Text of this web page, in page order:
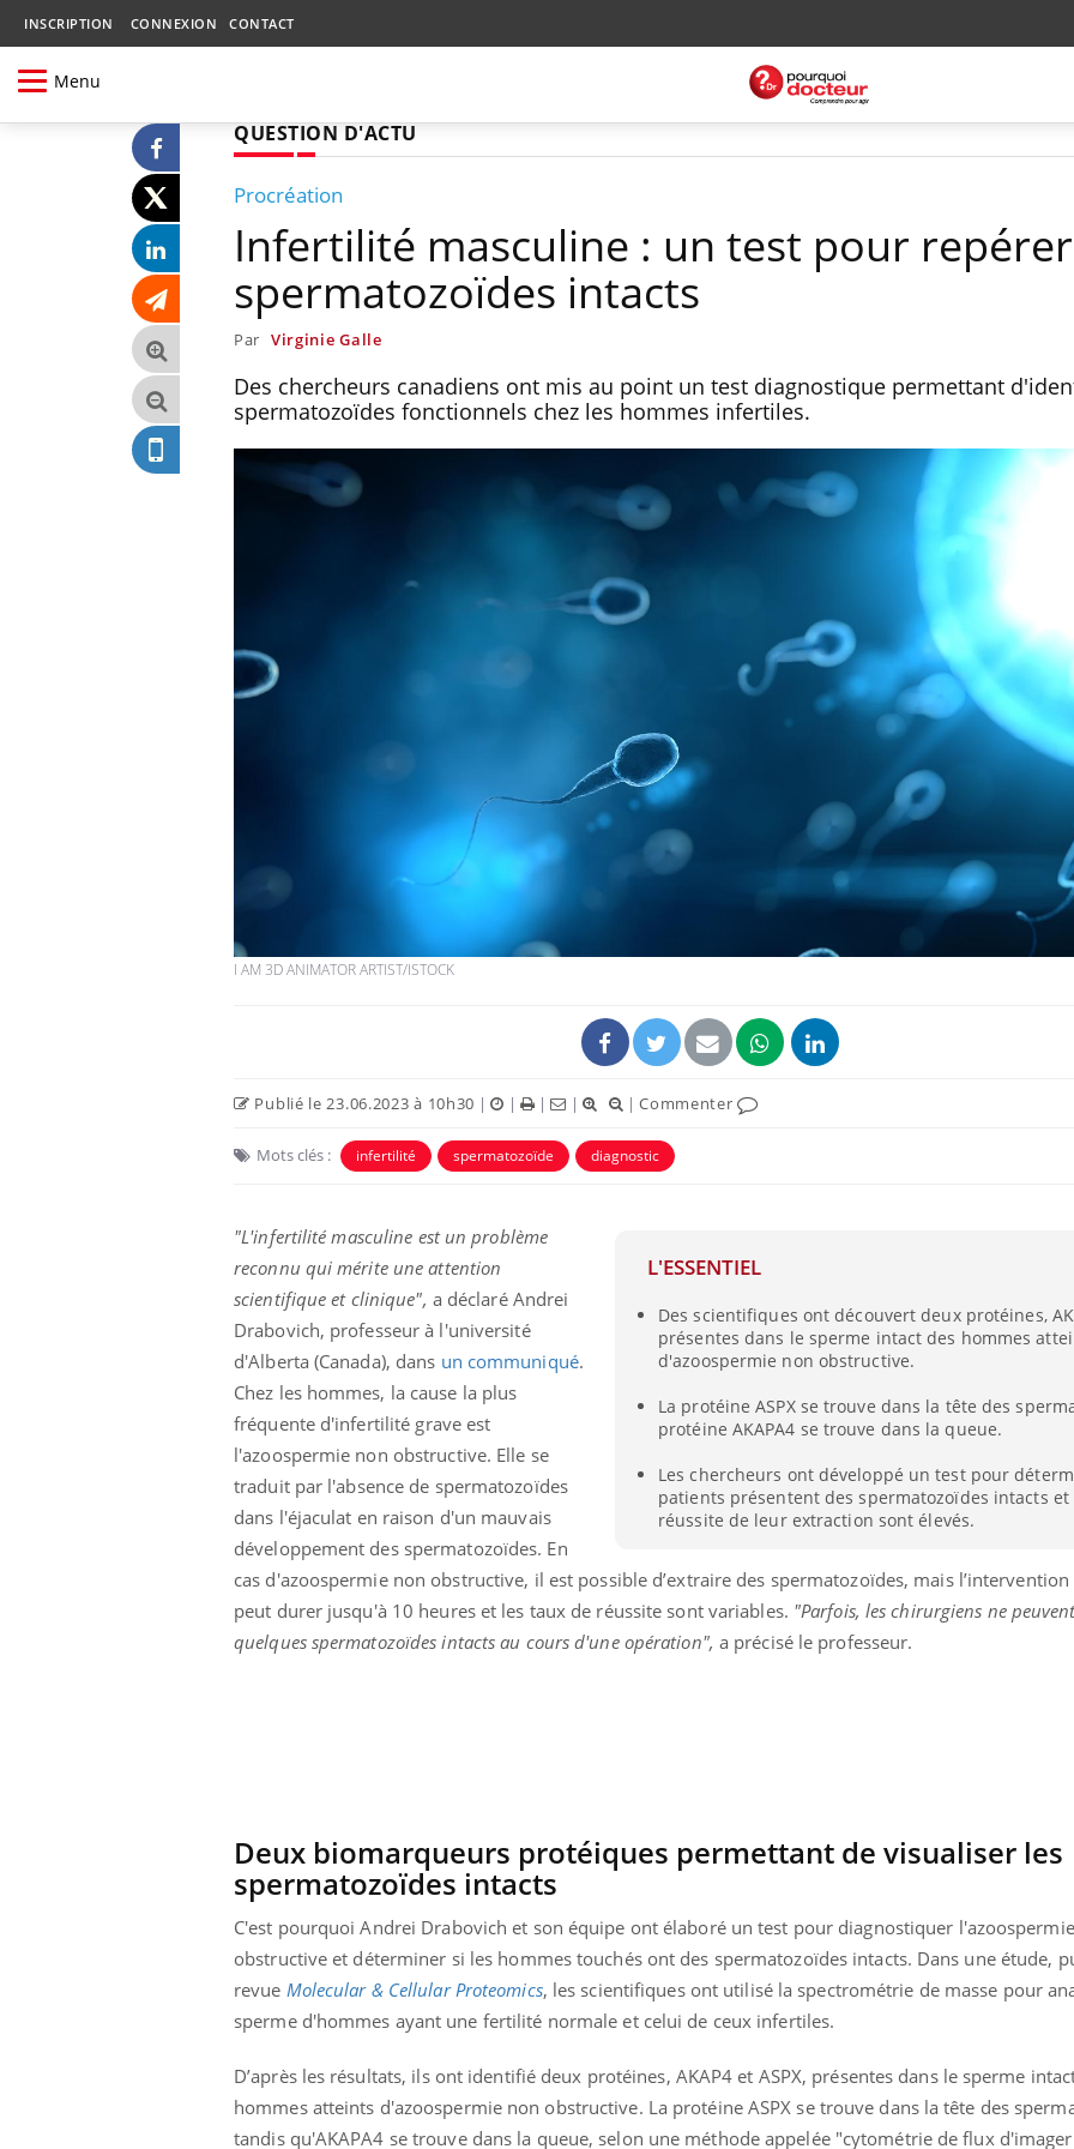
INSCRIPTION CONNEXION CONTACT
Menu
QUESTION D'ACTU
Procréation
Infertilité masculine : un test pour
spermatozoïdes intacts
Par Virginie Galle
Des chercheurs canadiens ont mis au point un test diagnostique permettant
spermatozoïdes fonctionnels chez les hommes infertiles.
I AM 3D ANIMATOR ARTIST/ISTOCK
Publié le 23.06.2023 à 10h30 | | | | |Commenter
Mots clés : infertilité spermatozoïde diagnostic
L'ESSENTIEL
Des scientifiques ont découvert deux protéines,
présentes dans le sperme intact des hommes
d'azoospermie non obstructive.
La protéine ASPX se trouve dans la tête des
protéine AKAPA4 se trouve dans la queue.
Les chercheurs ont développé un test pour
patients présentent des spermatozoïdes intacts et
réussite de leur extraction sont élevés.
"L'infertilité masculine est un problème
reconnu qui mérite une attention
scientifique et clinique", a déclaré Andrei
Drabovich, professeur à l'université
d'Alberta (Canada), dans un communiqué.
Chez les hommes, la cause la plus
fréquente d'infertilité grave est
l'azoospermie non obstructive. Elle se
traduit par l'absence de spermatozoïdes
dans l'éjaculat en raison d'un mauvais
développement des spermatozoïdes. En
cas d'azoospermie non obstructive, il est possible d’extraire des spermatozoïdes, mais
peut durer jusqu'à 10 heures et les taux de réussite sont variables. "Parfois, les chirurgiens ne
quelques spermatozoïdes intacts au cours d'une opération", a précisé le professeur.
Deux biomarqueurs protéiques permettant de visualiser les
spermatozoïdes intacts
C'est pourquoi Andrei Drabovich et son équipe ont élaboré un test pour diagnostiquer
obstructive et déterminer si les hommes touchés ont des spermatozoïdes intacts. Dans une étude,
revue Molecular & Cellular Proteomics, les scientifiques ont utilisé la spectrométrie de masse pour
sperme d'hommes ayant une fertilité normale et celui de ceux infertiles.
D’après les résultats, ils ont identifié deux protéines, AKAP4 et ASPX, présentes dans le sperme
hommes atteints d'azoospermie non obstructive. La protéine ASPX se trouve dans la tête des
tandis qu'AKAPA4 se trouve dans la queue, selon une méthode appelée "cytométrie de flux